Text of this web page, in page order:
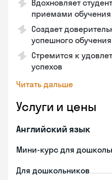
Вдохновляет
приемами обучения
Создает
успешного обучения
Стремится к
успехов
Читать дальше
Услуги и цены
Английский язык
Мини-курс для
Для дошкольников